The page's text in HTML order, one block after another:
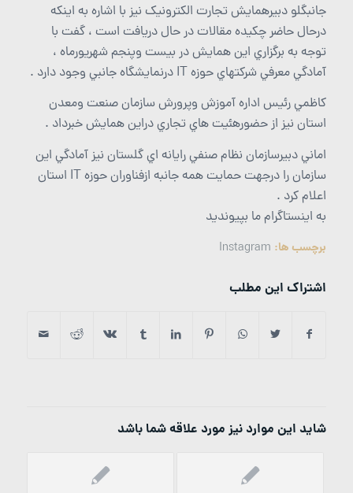
جانبگلو دبيرهمايش تجارت الکترونيک نيز با اشاره به اينکه
درحال حاضر چکيده مقالات در حال دريافت است ، گفت با
توجه به برگزاري اين همايش در بيست وپنجم شهريورماه ،
آمادگي معرفي شرکتهاي حوزه IT درنمايشگاه جانبي وجود دارد .
کاظمي رئيس اداره آموزش وپرورش سازمان صنعت ومعدن
استان نيز از حضورهئيت هاي تجاري دراين همايش خبرداد .
اماني دبيرسازمان نظام صنفي رايانه اي گلستان نيز آمادگي اين
سازمان را درجهت حمايت همه جانبه ازفناوران حوزه IT استان
اعلام کرد .
به اینستاگرام ما بپیوندید
برچسب ها: Instagram
اشتراک این مطلب
شاید این موارد نیز مورد علاقه شما باشد